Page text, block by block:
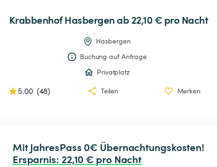
KrabbenhofHasbergen ab 22,10 € pro Nacht
Hasbergen
Buchung auf Anfrage
Privatplatz
5.00 (48) Teilen Merken
Ersparnis: 22,10 € pro Nacht